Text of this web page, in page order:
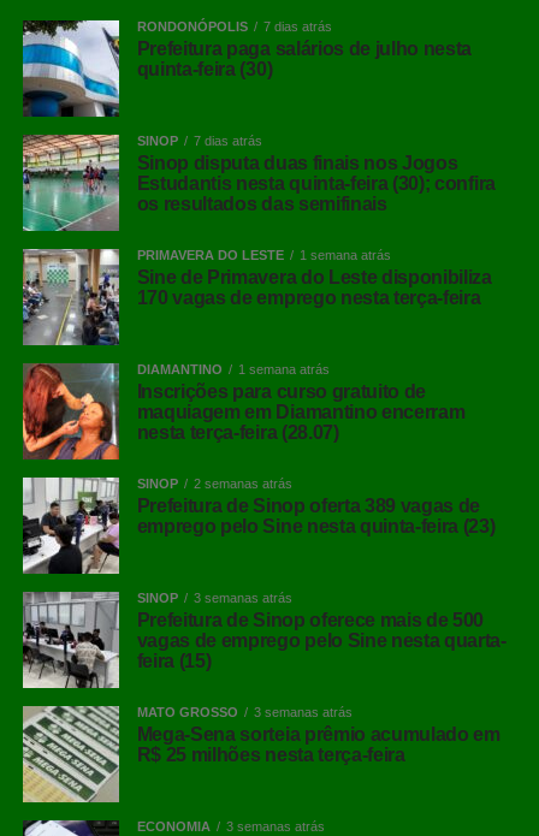
RONDONÓPOLIS 7 dias atrás
Prefeitura paga salários de julho nesta
quinta-feira (30)
SINOP 7 dias atrás
Sinop disputa duas finais nos Jogos
Estudantis nesta quinta-feira (30); confira
os resultados das semifinais
PRIMAVERA DO LESTE 1 semana atrás
Sine de Primavera do Leste disponibiliza
170 vagas de emprego nesta terça-feira
DIAMANTINO 1 semana atrás
Inscrições para curso gratuito de
maquiagem em Diamantino encerram
nesta terça-feira (28.07)
SINOP 2 semanas atrás
Prefeitura de Sinop oferta 389 vagas de
emprego pelo Sine nesta quinta-feira (23)
SINOP 3 semanas atrás
Prefeitura de Sinop oferece mais de 500
vagas de emprego pelo Sine nesta quarta-
feira (15)
MATO GROSSO 3 semanas atrás
Mega-Sena sorteia prêmio acumulado em
R$ 25 milhões nesta terça-feira
ECONOMIA 3 semanas atrás